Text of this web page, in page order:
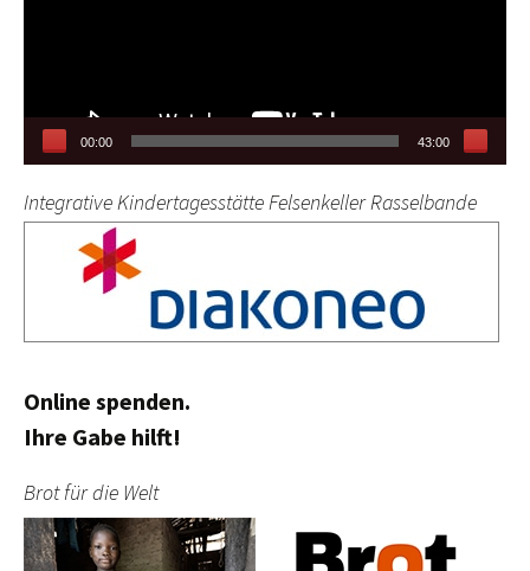
00:00 43:00
Integrative Kindertagesstätte Felsenkeller Rasselbande
Online spenden.
Ihre Gabe hilft!
Brot für die Welt